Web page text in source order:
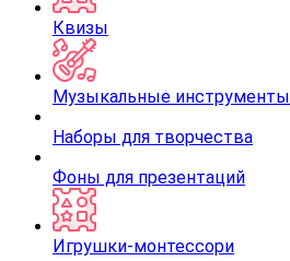
Квизы
Музыкальные инструменты
Наборы для творчества
Фоны для презентаций
Игрушки-монтессори